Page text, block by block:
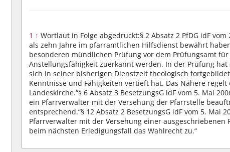
1 ↑ Wortlaut in Folge abgedruckt:§ 2 Absatz 2 PfDG idF
als zehn Jahre im pfarramtlichen Hilfsdienst bewährt
besonderen mündlichen Prüfung vor dem Prüfungsamt
Anstellungsfähigkeit zuerkannt werden. In der Prüfung
sich in seiner bisherigen Dienstzeit theologisch
Kenntnisse und Fähigkeiten vertieft hat. Das Nähere
Landeskirche.“§ 6 Absatz 3 BesetzungsG idF vom 5. Mai
ein Pfarrverwalter mit der Versehung der Pfarrstelle
entsprechend.“§ 12 Absatz 2 BesetzungsG idF vom 5. Mai
Pfarrverwalter mit der Versehung einer
beim nächsten Erledigungsfall das Wahlrecht zu.“